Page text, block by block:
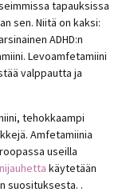
tapauksissa
sen. Niitä on kaksi:
ADHD:n
Levoamfetamiini
valppautta ja
tehokkaampi
Amfetamiinia
useilla
käytetään
suosituksesta. .